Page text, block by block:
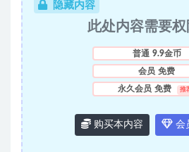
隐藏内容
此处内容需要
普通 9.9金币
会员 免费
永久会员 免费 推
购买本内容 会